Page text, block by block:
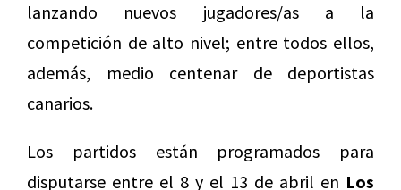
lanzando nuevos jugadores/as a la
competición de alto nivel; entre todos ellos,
además, medio centenar de deportistas
canarios.
Los partidos están programados para
disputarse entre el 8 y el 13 de abril en Los